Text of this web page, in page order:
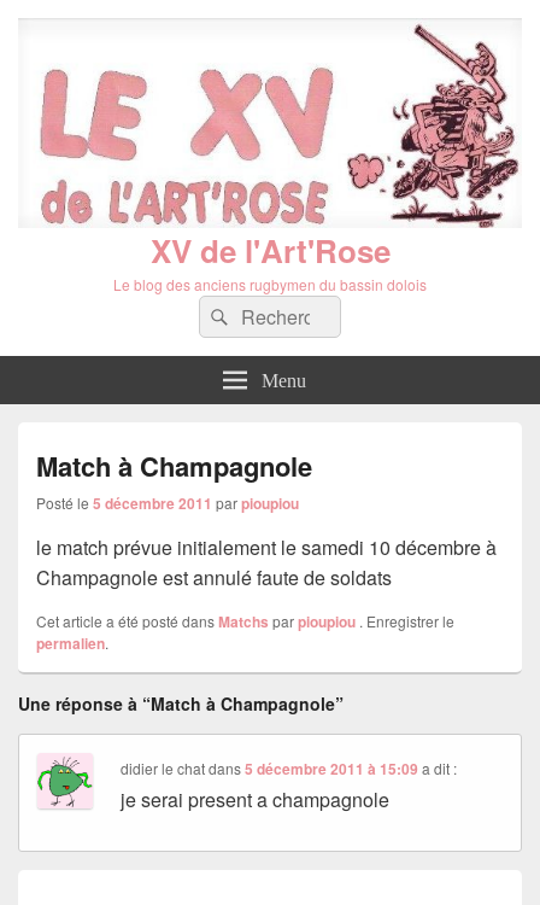
XV de l'Art'Rose
Le blog des anciens rugbymen du bassin dolois
Recherche :
Rechercher
Menu
Match à Champagnole
Posté le 5 décembre 2011 parpioupiou
le match prévue initialement le samedi 10 décembre à
Champagnole est annulé faute de soldats
Cet article a été posté dansMatchs parpioupiou . Enregistrer le
permalien.
Une réponse à “Match à Champagnole”
didier le chatdans5 décembre 2011 à 15:09 a dit :
je serai present a champagnole